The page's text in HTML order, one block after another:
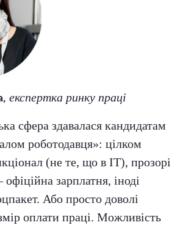
експертка ринку праці
сфера здавалася кандидатам
роботодавця»: цілком
(не те, що в IT), прозорі
зарплатня, іноді
Або просто доволі
оплати праці. Можливість